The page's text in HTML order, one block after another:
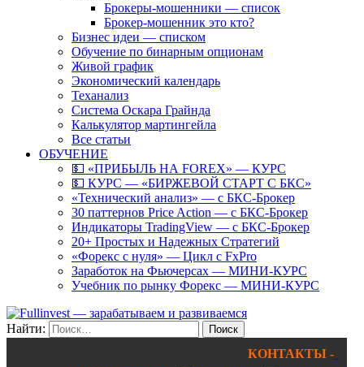
Брокеры-мошенники — список
Брокер-мошенник это кто?
Бизнес идеи — списком
Обучение по бинарным опционам
Живой график
Экономический календарь
Теханализ
Система Оскара Грайнда
Калькулятор мартингейла
Все статьи
ОБУЧЕНИЕ
💵 «ПРИБЫЛЬ НА FOREX» — КУРС
💵 КУРС — «БИРЖЕВОЙ СТАРТ С БКС»
«Технический анализ» — с БКС-Брокер
30 паттернов Price Action — с БКС-Брокер
Индикаторы TradingView — с БКС-Брокер
20+ Простых и Надежных Стратегий
«Форекс с нуля» — Цикл с FxPro
Заработок на Фьючерсах — МИНИ-КУРС
Учебник по рынку Форекс — МИНИ-КУРС
Найти:
КОНТАКТЫ -